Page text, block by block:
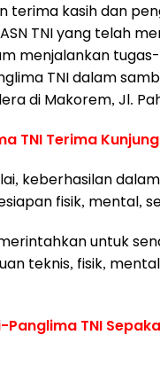
terima kasih dan
TNI yang telah
menjalankan
TNI dalam
di Makorem, Jl.
TNI Terima
keberhasilan
fisik, mental,
untuk
teknis, fisik,
Panglima TNI